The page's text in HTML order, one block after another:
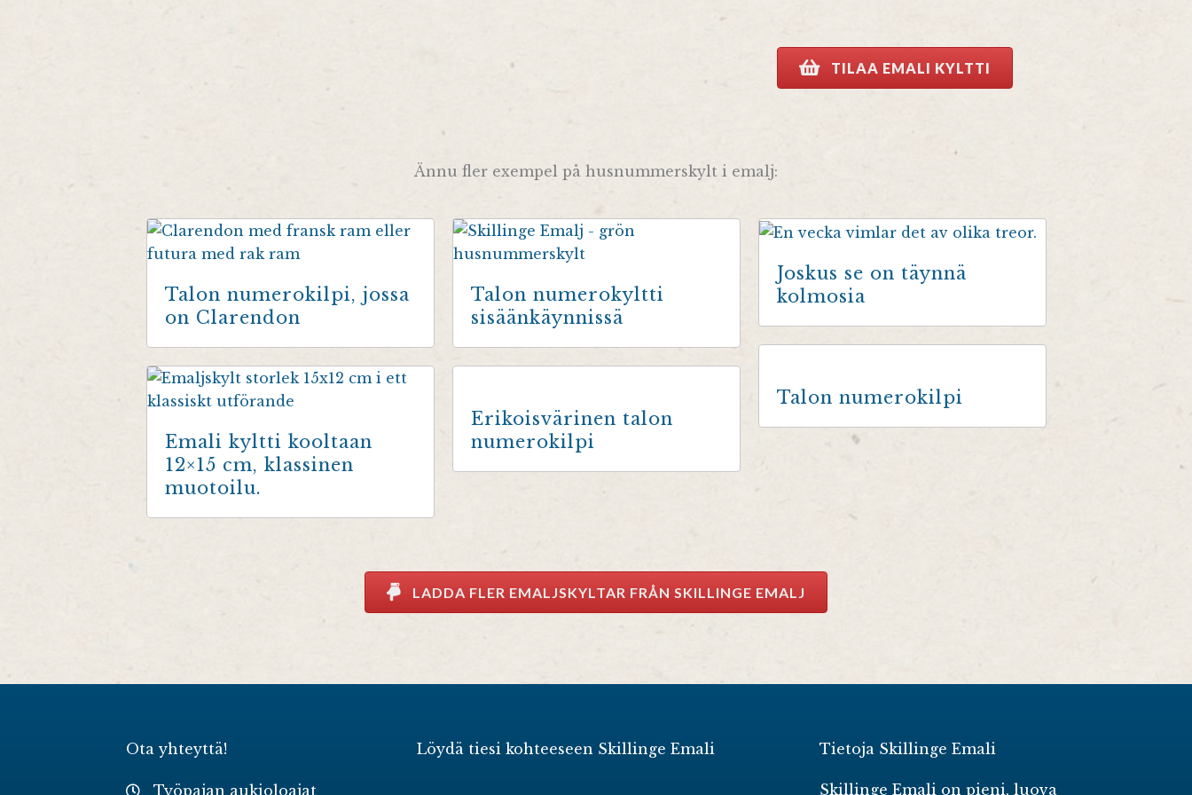
TILAA EMALI KYLTTI
Ännu fler exempel på husnummerskylt i emalj:
Talon numerokilpi, jossa
on Clarendon
Talon numerokyltti
sisäänkäynnissä
Joskus se on täynnä
kolmosia
Talon numerokilpi
Emali kyltti kooltaan
12×15 cm, klassinen
muotoilu.
Erikoisvärinen talon
numerokilpi
LADDA FLER EMALJSKYLTAR FRÅN SKILLINGE EMALJ
Ota yhteyttä!
Työpajan aukioloajat
Löydä tiesi kohteeseen Skillinge Emali Tietoja Skillinge Emali
Skillinge Emali on pieni, luova